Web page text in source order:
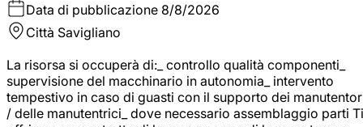
Data di pubblicazione 8/8/2026
Città Savigliano
La risorsa si occuperà di:_ controllo qualità componenti_
supervisione del macchinario in autonomia_ intervento
tempestivo in caso di guasti con il supporto dei
/ delle manutentrici_ dove necessario assemblaggio parti Ti